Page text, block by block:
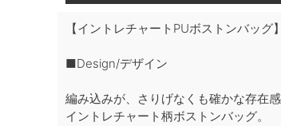
【イントレチャートPUボストンバッグ】
■Design/デザイン
編み込みが、さりげなくも確かな存在
イントレチャート柄ボストンバッグ。